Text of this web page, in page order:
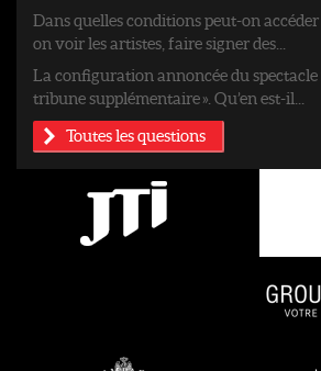
Dans quelles conditions peut-on
on voir les artistes, faire signer des...
La configuration annoncée du spectacle
tribune supplémentaire ». Qu’en est-il...
Toutes les questions